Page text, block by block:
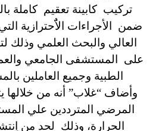
تركيب كابينة تعقيم كاملة
ضمن الأجراءات الاٌَحترازية التي
العالي والبحث العلمي وذلك
على المستشفى الجامعي
الطبية وجميع العاملين
وأضاف “غلاب” أنه من خلالها
المرضي المترددين علي
الحرارة، وذلك لحد من